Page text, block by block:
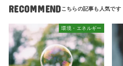
RECOMMEND
環境・エネルギー